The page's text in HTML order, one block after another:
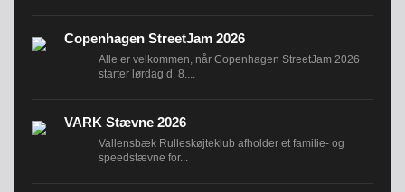
INDMELDELSE
Copenhagen StreetJam 2026
Alle er velkommen, når Copenhagen StreetJam 2026
starter lørdag d. 8....
VARK Stævne 2026
Vallensbæk Rulleskøjteklub afholder et familie- og
speedstævne for...